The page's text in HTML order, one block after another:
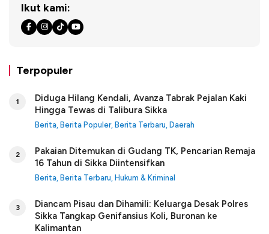
Ikut kami:
Terpopuler
1
Diduga Hilang Kendali, Avanza Tabrak Pejalan Kaki
Hingga Tewas di Talibura Sikka
Berita Berita Populer, Berita Terbaru Daerah
2
Pakaian Ditemukan di Gudang TK, Pencarian Remaja
16 Tahun di Sikka Diintensifkan
Berita Berita Terbaru Hukum & Kriminal
3
Diancam Pisau dan Dihamili: Keluarga Desak Polres
Sikka Tangkap Genifansius Koli, Buronan ke
Kalimantan